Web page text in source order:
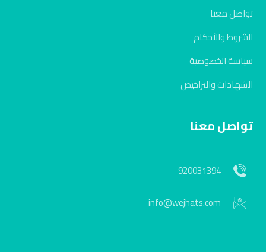
تواصل معنا
الشروط والأحكام
سياسة الخصوصية
الشهادات والتراخيص
تواصل معنا
920031394
info@wejhats.com